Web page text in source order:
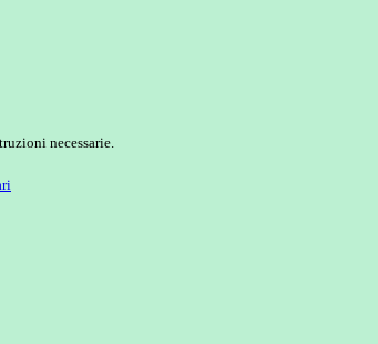
necessarie.